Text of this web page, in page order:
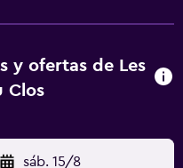
con vistas a la montaña,
unidades incluyen baño
al ping-pong en Les
y ofertas de Les
Clos
sáb. 15/8